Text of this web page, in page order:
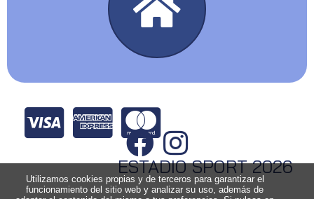
ESTADIO SPORT 2026
Utilizamos cookies propias y de terceros para garantizar el
funcionamiento del sitio web y analizar su uso, además de